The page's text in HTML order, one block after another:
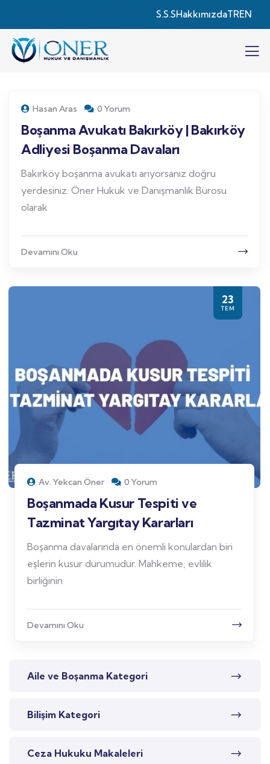
S.S.SHakkımızdaTREN
Hasan Aras 0 Yorum
Boşanma Avukatı Bakırköy | Bakırköy
Adliyesi Boşanma Davaları
Bakırköy boşanma avukatı arıyorsanız doğru
yerdesiniz. Öner Hukuk ve Danışmanlık Bürosu
olarak
Devamını Oku
23
TEM
Av. Yekcan Öner 0 Yorum
Boşanmada Kusur Tespiti ve
Tazminat Yargıtay Kararları
Boşanma davalarında en önemli konulardan biri
eşlerin kusur durumudur. Mahkeme, evlilik
birliğinin
Devamını Oku
Aile ve Boşanma Kategori
Bilişim Kategori
Ceza Hukuku Makaleleri